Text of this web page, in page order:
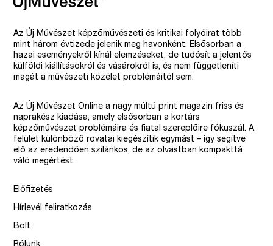
Az Új Művészet képzőművészeti és kritikai folyóirat több
mint három évtizede jelenik meg havonként. Elsősorban a
hazai eseményekről kínál elemzéseket, de tudósít a jelentős
külföldi kiállításokról és vásárokról is, és nem függetleníti
magát a művészeti közélet problémáitól sem.
Az Új Művészet Online a nagy múltú print magazin friss és
naprakész kiadása, amely elsősorban a kortárs
képzőművészet problémáira és fiatal szereplőire fókuszál. A
felület különböző rovatai kiegészítik egymást – így segítve
elő az eredendően szilánkos, de az olvastban kompakttá
váló megértést.
Előfizetés
Hírlevél feliratkozás
Bolt